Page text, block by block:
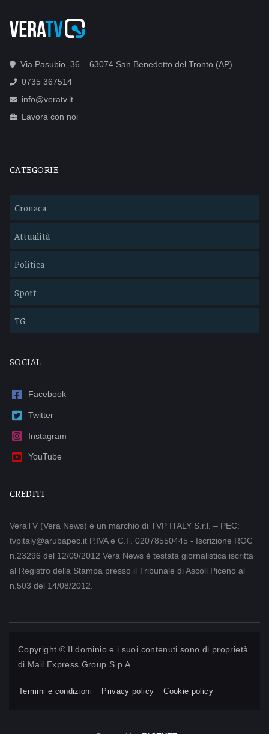
Via Pasubio, 36 – 63074 San Benedetto del Tronto (AP)
0735 367514
info@veratv.it
Lavora con noi
CATEGORIE
Cronaca
Attualità
Politica
Sport
TG
SOCIAL
Facebook
Twitter
Instagram
YouTube
CREDITI
VeraTV (Vera News) è un marchio di TVP ITALY S.r.l. – PEC:
tvpitaly@arubapec.it P.IVA e C.F. 02078550445 - Iscrizione ROC
n.23296 del 12/09/2012 Vera News è testata giornalistica iscritta
al Registro della Stampa presso il Tribunale di Ascoli Piceno al
n.503 del 14/08/2012.
Copyright © Il dominio e i suoi contenuti sono di proprietà
di Mail Express Group S.p.A.
Termini e condizioni Privacy policy Cookie policy